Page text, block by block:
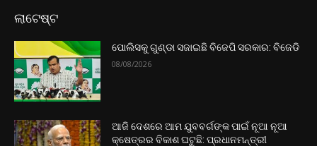
ଲାଟେଷ୍ଟ
ପୋଲିସକୁ ଗୁଣ୍ଡା ସଜାଇଛି ବିଜେପି ସରକାର: ବିଜେଡି
08/08/2026
ଆଜି ଦେଶରେ ଆମ ଯୁବବର୍ଗଙ୍କ ପାଇଁ ନୂଆ ନୂଆ
କ୍ଷେତ୍ରର ବିକାଶ ଘଟୁଛି: ପ୍ରଧାନମନ୍ତ୍ରୀ